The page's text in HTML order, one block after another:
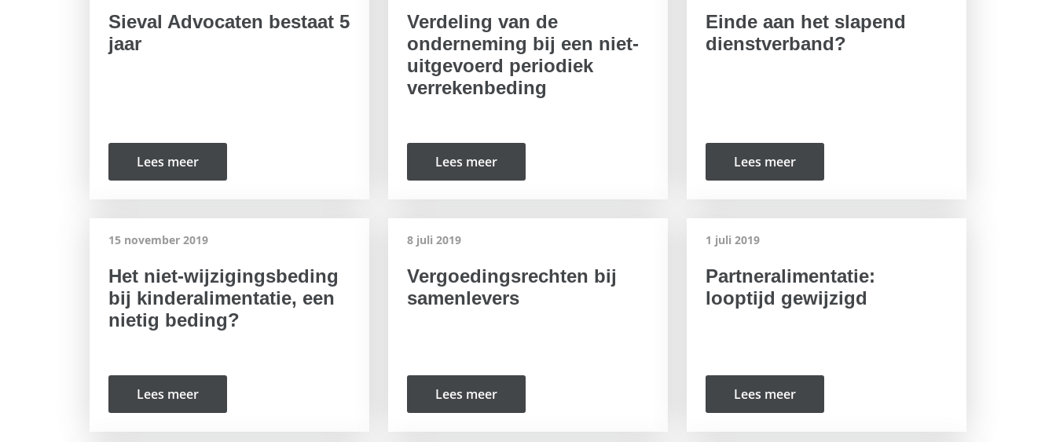
Sieval Advocaten bestaat 5
jaar
Lees meer
Verdeling van de
onderneming bij een niet-
uitgevoerd periodiek
verrekenbeding
Lees meer
Einde aan het slapend
dienstverband?
Lees meer
15 november 2019
Het niet-wijzigingsbeding
bij kinderalimentatie, een
nietig beding?
Lees meer
8 juli 2019
Vergoedingsrechten bij
samenlevers
Lees meer
1 juli 2019
Partneralimentatie:
looptijd gewijzigd
Lees meer